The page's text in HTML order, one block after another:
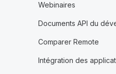
Webinaires
Documents API du
Comparer Remote
Intégration des